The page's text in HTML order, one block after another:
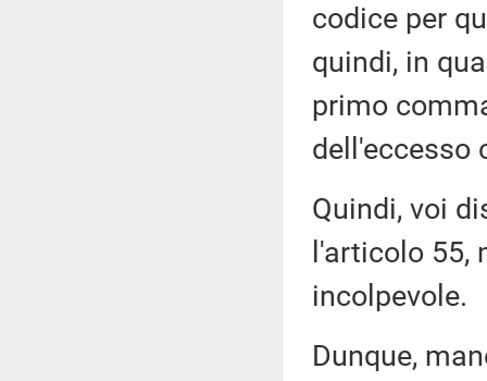
codice per
quindi, in
primo
dell'eccesso
Quindi, voi
l'articolo 55,
incolpevole.
Dunque,